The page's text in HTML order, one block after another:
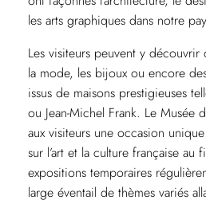
les arts graphiques dans notre
Les visiteurs peuvent y découvrir
la mode, les bijoux ou encore
issus de maisons prestigieuses
ou Jean-Michel Frank. Le Musée
aux visiteurs une occasion
sur l’art et la culture française au
expositions temporaires
large éventail de thèmes variés